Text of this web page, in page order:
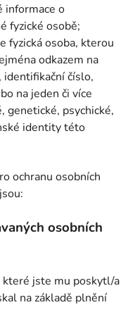
informace o
fyzické osobě;
fyzická osoba, kterou
odkazem na
číslo,
na jeden či více
genetické, psychické,
identity této
ochranu osobních
osobních
které jste mu poskytl/a
na základě plnění